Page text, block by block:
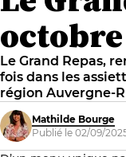
Le Grand Repas,
fois dans les
région Auvergne-
Mathilde Bourge
Publié le 02/09/